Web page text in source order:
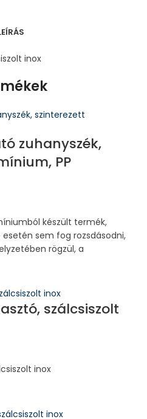
inox
zuhanyszék,
PP
készült termék,
sem fog rozsdásodni,
rögzül, a
szálcsiszolt
inox